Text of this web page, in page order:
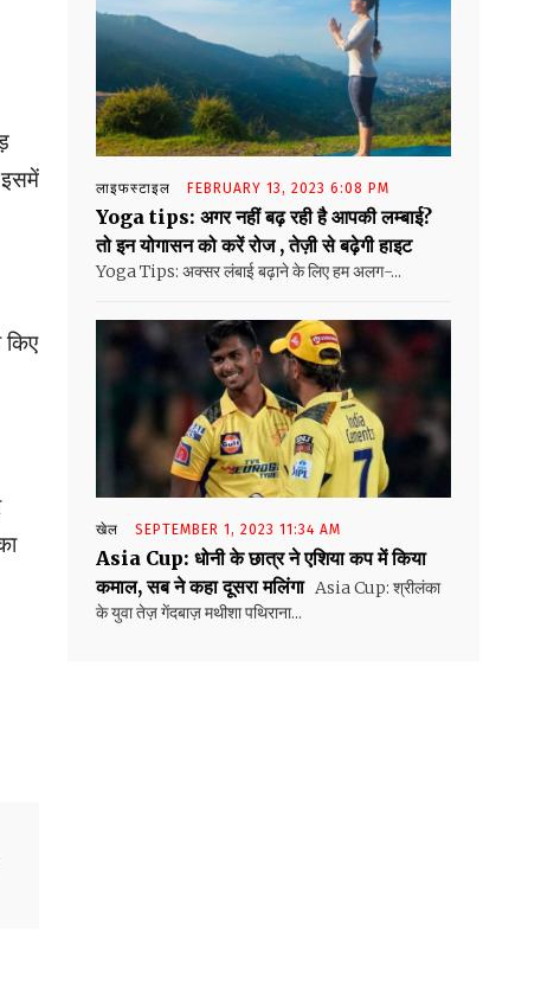
लाइफस्टाइल FEBRUARY 13, 2023 6:08 PM
Yoga tips: अगर नहीं बढ़ रही है आपकी लम्बाई?
तो इन योगासन को करें रोज , तेज़ी से बढ़ेगी हाइट
Yoga Tips: अक्सर लंबाई बढ़ाने के लिए हम अलग-...
खेल SEPTEMBER 1, 2023 11:34 AM
Asia Cup: धोनी के छात्र ने एशिया कप में किया
कमाल, सब ने कहा दूसरा मलिंगा Asia Cup: श्रीलंका
के युवा तेज़ गेंदबाज़ मथीशा पथिराना...